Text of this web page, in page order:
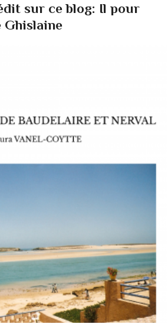
sur ce blog: Il pour
Ghislaine